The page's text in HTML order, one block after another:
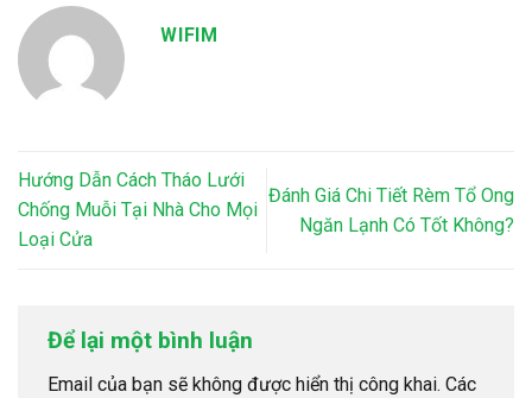
WIFIM
Hướng Dẫn Cách Tháo Lưới
Chống Muỗi Tại Nhà Cho Mọi
Loại Cửa
Đánh Giá Chi Tiết Rèm Tổ Ong
Ngăn Lạnh Có Tốt Không?
Để lại một bình luận
Email của bạn sẽ không được hiển thị công khai. Các